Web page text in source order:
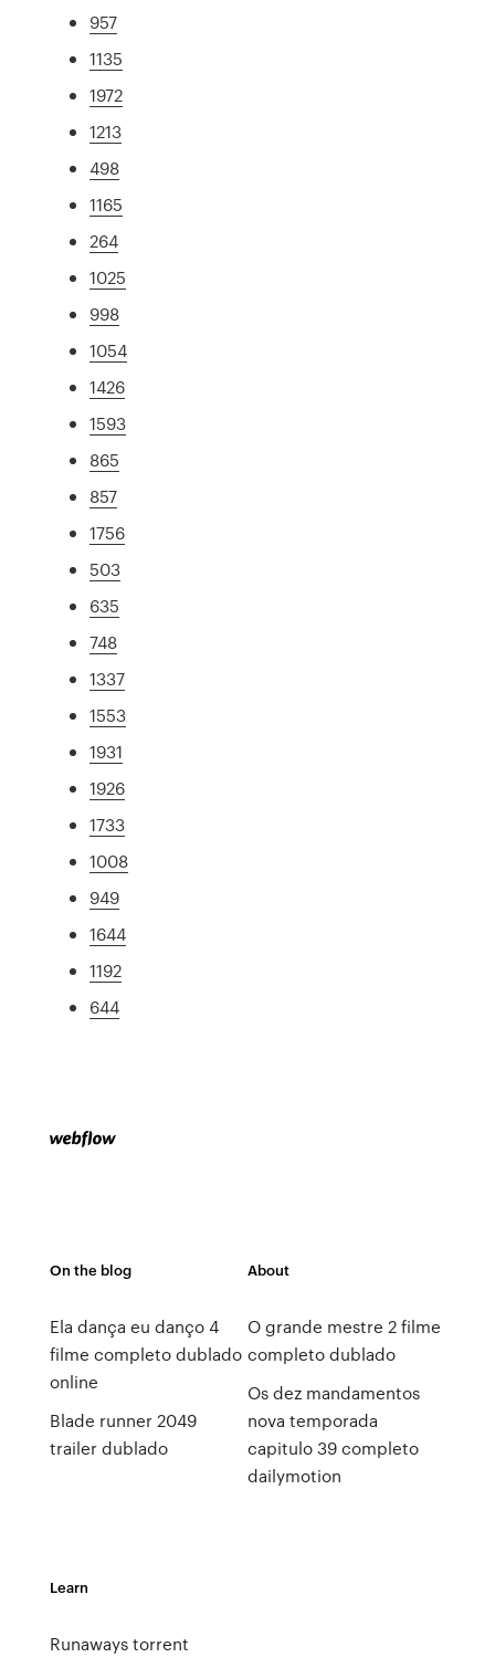
957
1135
1972
1213
498
1165
264
1025
998
1054
1426
1593
865
857
1756
503
635
748
1337
1553
1931
1926
1733
1008
949
1644
1192
644
On the blog
Ela dança eu danço 4
filme completo dublado
online
Blade runner 2049
trailer dublado
About
O grande mestre 2 filme
completo dublado
Os dez mandamentos
nova temporada
capitulo 39 completo
dailymotion
Learn
Runaways torrent